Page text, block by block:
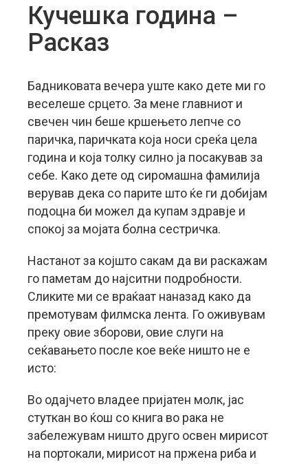
Кучешка година –
Расказ
Бадниковата вечера уште како дете ми го
веселеше срцето. За мене главниот и
свечен чин беше кршењето лепче со
паричка, паричката која носи среќа цела
година и која толку силно ја посакував за
себе. Како дете од сиромашна фамилија
верував дека со парите што ќе ги добијам
подоцна би можел да купам здравје и
спокој за мојата болна сестричка.
Настанот за којшто сакам да ви раскажам
го паметам до најситни подробности.
Сликите ми се враќаат наназад како да
премотувам филмска лента. Го оживувам
преку овие зборови, овие слуги на
сеќавањето после кое веќе ништо не е
исто:
Во одајчето владее пријатен молк, јас
стуткан во ќош со книга во рака не
забележувам ништо друго освен мирисот
на портокали, мирисот на пржена риба и